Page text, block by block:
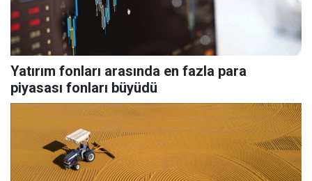
Yatırım fonları arasında en fazla para
piyasası fonları büyüdü